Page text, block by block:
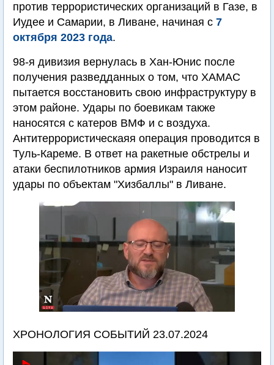
против террористических организаций в Газе, в
Иудее и Самарии, в Ливане, начиная с 7
октября 2023 года.
98-я дивизия вернулась в Хан-Юнис после
получения разведданных о том, что ХАМАС
пытается восстановить свою инфраструктуру в
этом районе. Удары по боевикам также
наносятся с катеров ВМФ и с воздуха.
Антитеррористическаяя операция проводится в
Туль-Кареме. В ответ на ракетные обстрелы и
атаки беспилотников армия Израиля наносит
удары по объектам "Хизбаллы" в Ливане.
ХРОНОЛОГИЯ СОБЫТИЙ 23.07.2024